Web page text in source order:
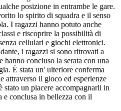
posizione in entrambe le gare.
lo spirito di squadra e il senso
I ragazzi hanno potuto anche
e riscoprire la possibilità di
cellulari e giochi elettronici.
i ragazzi si sono ritrovati a
concluso la serata con una
È stata un' ulteriore conferma
attraverso il gioco ed esperienze
un piacere accompagnarli in
e conclusa in bellezza con il